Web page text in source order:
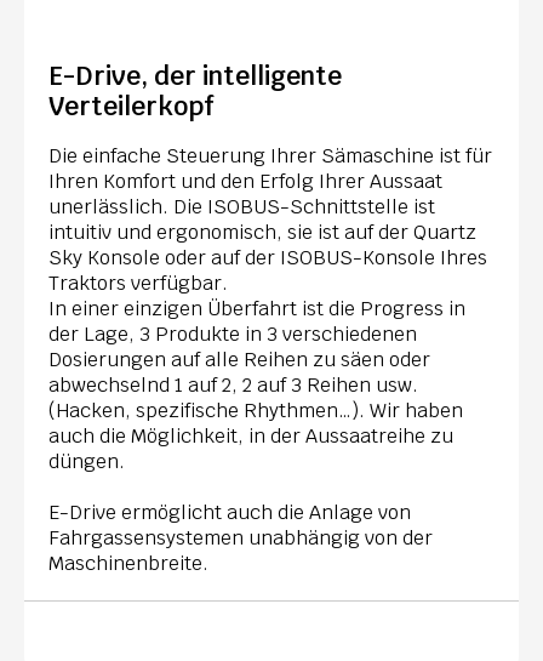
E-Drive, der intelligente
Verteilerkopf
Die einfache Steuerung Ihrer Sämaschine ist für
Ihren Komfort und den Erfolg Ihrer Aussaat
unerlässlich. Die ISOBUS-Schnittstelle ist
intuitiv und ergonomisch, sie ist auf der Quartz
Sky Konsole oder auf der ISOBUS-Konsole Ihres
Traktors verfügbar.
In einer einzigen Überfahrt ist die Progress in
der Lage, 3 Produkte in 3 verschiedenen
Dosierungen auf alle Reihen zu säen oder
abwechselnd 1 auf 2, 2 auf 3 Reihen usw.
(Hacken, spezifische Rhythmen…). Wir haben
auch die Möglichkeit, in der Aussaatreihe zu
düngen.
E-Drive ermöglicht auch die Anlage von
Fahrgassensystemen unabhängig von der
Maschinenbreite.